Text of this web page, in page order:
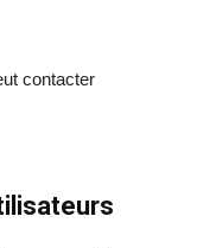
contacter